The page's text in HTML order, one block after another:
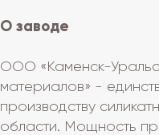
О заводе
ООО «Каменск-
материалов» -
производству
области. Мощность